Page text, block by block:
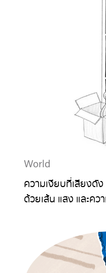
World
ความเงียบที่เสียงดั
ด้วยเส้น แสง และค